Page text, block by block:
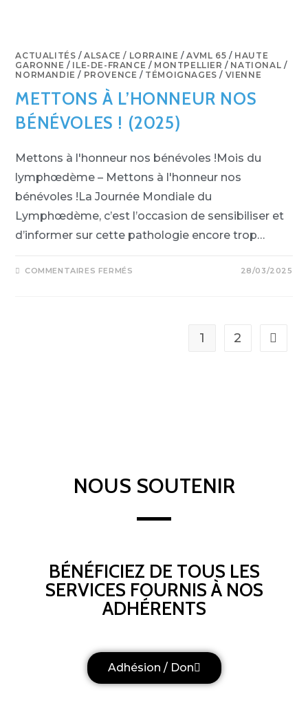
ACTUALITÉS /ALSACE / LORRAINE /AVML 65 / HAUTE
GARONNE / ILE-DE-FRANCE / MONTPELLIER / NATIONAL /
NORMANDIE / PROVENCE / TÉMOIGNAGES / VIENNE
METTONS À L’HONNEUR NOS
BÉNÉVOLES ! (2025)
Mettons à l'honneur nos bénévoles !Mois du
lymphœdème – Mettons à l'honneur nos
bénévoles !La Journée Mondiale du
Lymphœdème, c’est l’occasion de sensibiliser et
d’informer sur cette pathologie encore trop…
COMMENTAIRES FERMÉS 28/03/2025
1 2
NOUS SOUTENIR
BÉNÉFICIEZ DE TOUS LES
SERVICES FOURNIS À NOS
ADHÉRENTS
Adhésion / Don